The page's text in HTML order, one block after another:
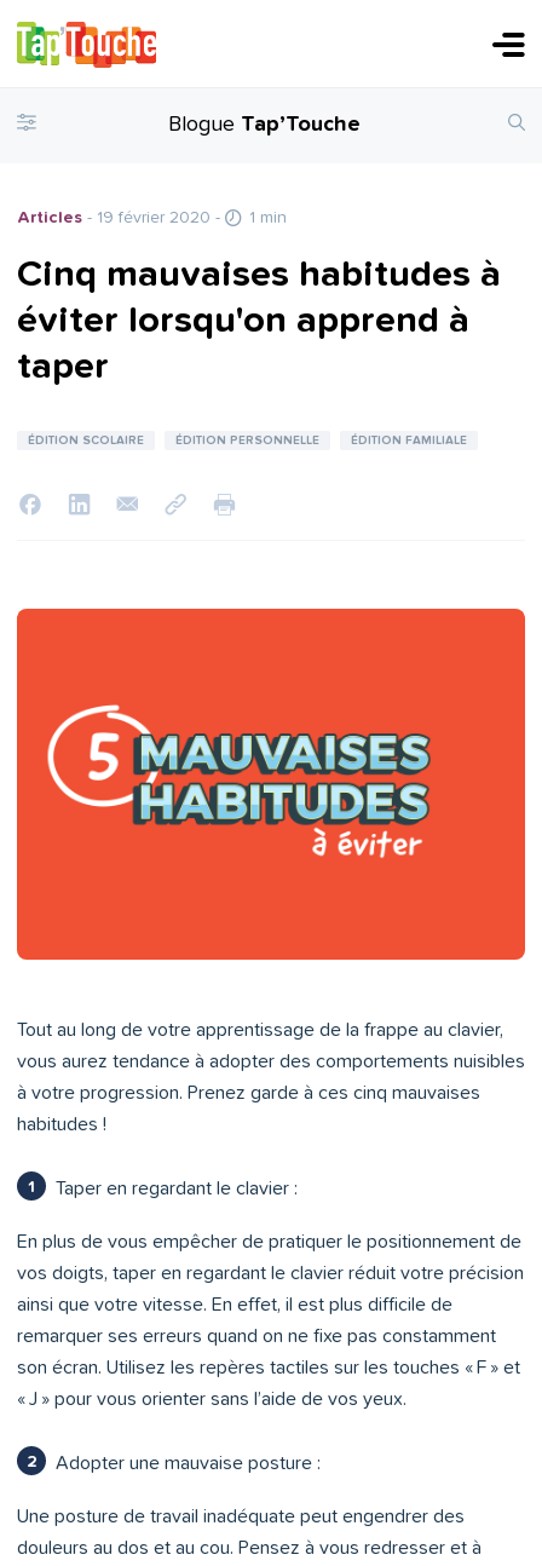
Blogue Tap’Touche
Articles - 19 février 2020 - 1 min
Cinq mauvaises habitudes à
éviter lorsqu'on apprend à
taper
ÉDITION SCOLAIRE ÉDITION PERSONNELLE ÉDITION FAMILIALE
Tout au long de votre apprentissage de la frappe au clavier,
vous aurez tendance à adopter des comportements nuisibles
à votre progression. Prenez garde à ces cinq mauvaises
habitudes !
Taper en regardant le clavier :
En plus de vous empêcher de pratiquer le positionnement de
vos doigts, taper en regardant le clavier réduit votre précision
ainsi que votre vitesse. En effet, il est plus difficile de
remarquer ses erreurs quand on ne fixe pas constamment
son écran. Utilisez les repères tactiles sur les touches « F » et
« J » pour vous orienter sans l’aide de vos yeux.
Adopter une mauvaise posture :
Une posture de travail inadéquate peut engendrer des
douleurs au dos et au cou. Pensez à vous redresser et à